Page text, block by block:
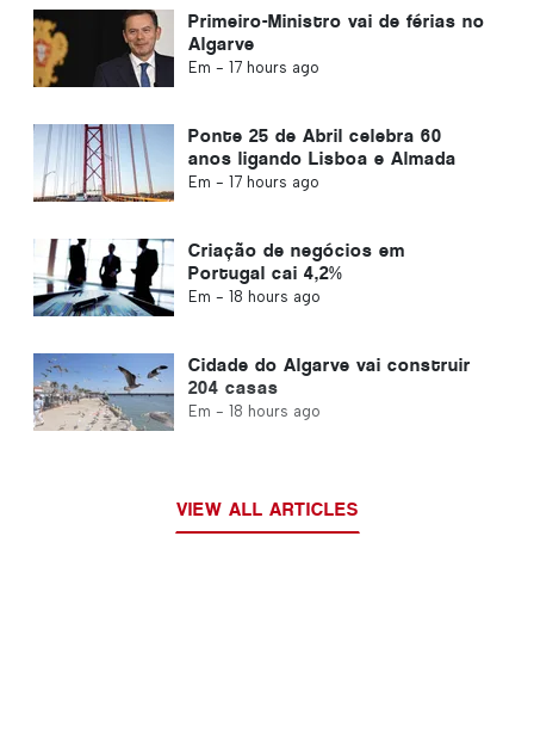
Primeiro-Ministro vai de férias no
Algarve
Em - 17 hours ago
Ponte 25 de Abril celebra 60
anos ligando Lisboa e Almada
Em - 17 hours ago
Criação de negócios em
Portugal cai 4,2%
Em - 18 hours ago
Cidade do Algarve vai construir
204 casas
Em - 18 hours ago
VIEW ALL ARTICLES